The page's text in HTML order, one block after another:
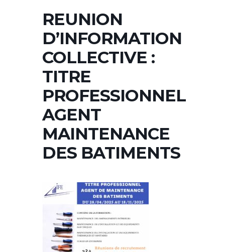
REUNION
D’INFORMATION
COLLECTIVE :
TITRE
PROFESSIONNEL
AGENT
MAINTENANCE
DES BATIMENTS